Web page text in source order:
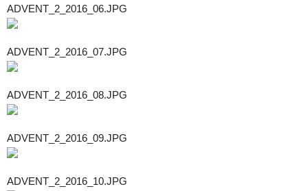
ADVENT_2_2016_06.JPG
ADVENT_2_2016_07.JPG
ADVENT_2_2016_08.JPG
ADVENT_2_2016_09.JPG
ADVENT_2_2016_10.JPG